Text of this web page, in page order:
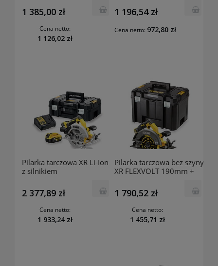
190MM XR 54V 0*AH T-
STAK
1 385,00 zł
Cena netto:
1 126,02 zł
akumulatorów i ładowarki
DCS570N DeWalt
1 196,54 zł
Cena netto: 972,80 zł
Pilarka tarczowa XR Li-Ion
z silnikiem
DCS570P DeWalt
2 377,89 zł
Cena netto:
1 933,24 zł
Pilarka tarczowa bez szyny
XR FLEXVOLT 190mm +
ładowarki DCS575NT
DeWalt
1 790,52 zł
Cena netto:
1 455,71 zł